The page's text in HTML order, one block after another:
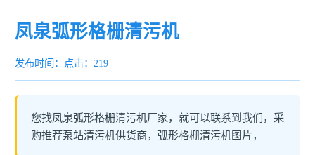
凤泉弧形格栅清污机
发布时间： 点击：219
您找凤泉弧形格栅清污机厂家，就可以联系到我们，采
购推荐泵站清污机供货商，弧形格栅清污机图片，